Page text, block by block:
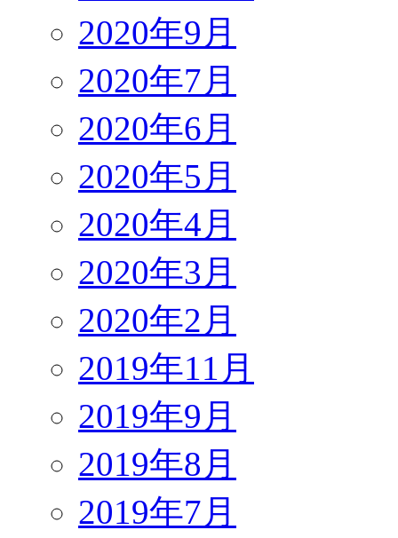
2020年9月
2020年7月
2020年6月
2020年5月
2020年4月
2020年3月
2020年2月
2019年11月
2019年9月
2019年8月
2019年7月